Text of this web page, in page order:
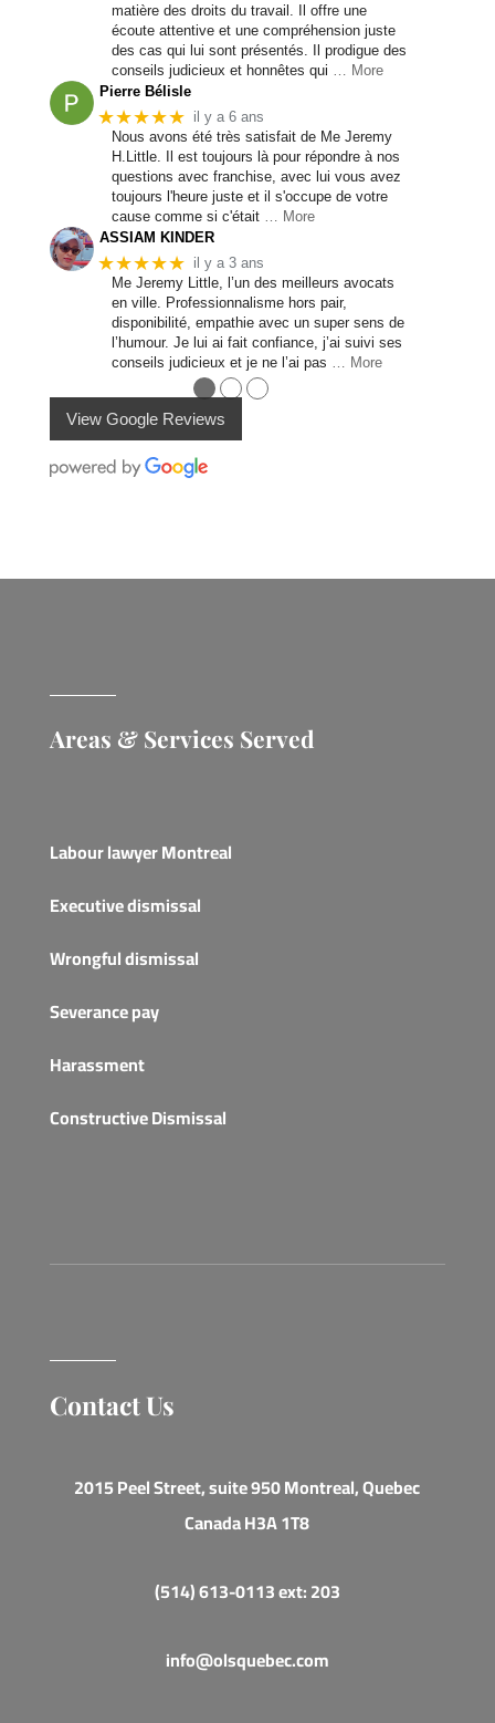
matière des droits du travail. Il offre une
écoute attentive et une compréhension juste
des cas qui lui sont présentés. Il prodigue des
conseils judicieux et honnêtes qui
… More
Pierre Bélisle
★★★★★ il y a 6 ans
Nous avons été très satisfait de Me Jeremy
H.Little. Il est toujours là pour répondre à nos
questions avec franchise, avec lui vous avez
toujours l'heure juste et il s'occupe de votre
cause comme si c'était
… More
ASSIAM KINDER
★★★★★ il y a 3 ans
Me Jeremy Little, l’un des meilleurs avocats
en ville. Professionnalisme hors pair,
disponibilité, empathie avec un super sens de
l’humour. Je lui ai fait confiance, j’ai suivi ses
conseils judicieux et je ne l’ai pas
… More
●●●
View Google Reviews
Areas & Services Served
Labour lawyer Montreal
Executive dismissal
Wrongful dismissal
Severance pay
Harassment
Constructive Dismissal
Contact Us
2015 Peel Street, suite 950 Montreal, Quebec
Canada H3A 1T8
(514) 613-0113 ext: 203
info@olsquebec.com